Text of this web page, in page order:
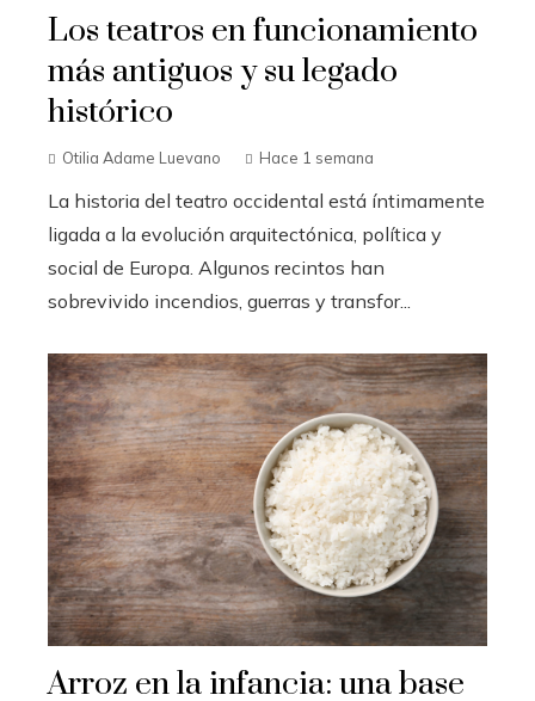
Los teatros en funcionamiento
más antiguos y su legado
histórico
Otilia Adame Luevano Hace 1 semana
La historia del teatro occidental está íntimamente
ligada a la evolución arquitectónica, política y
social de Europa. Algunos recintos han
sobrevivido incendios, guerras y transfor...
Arroz en la infancia: una base